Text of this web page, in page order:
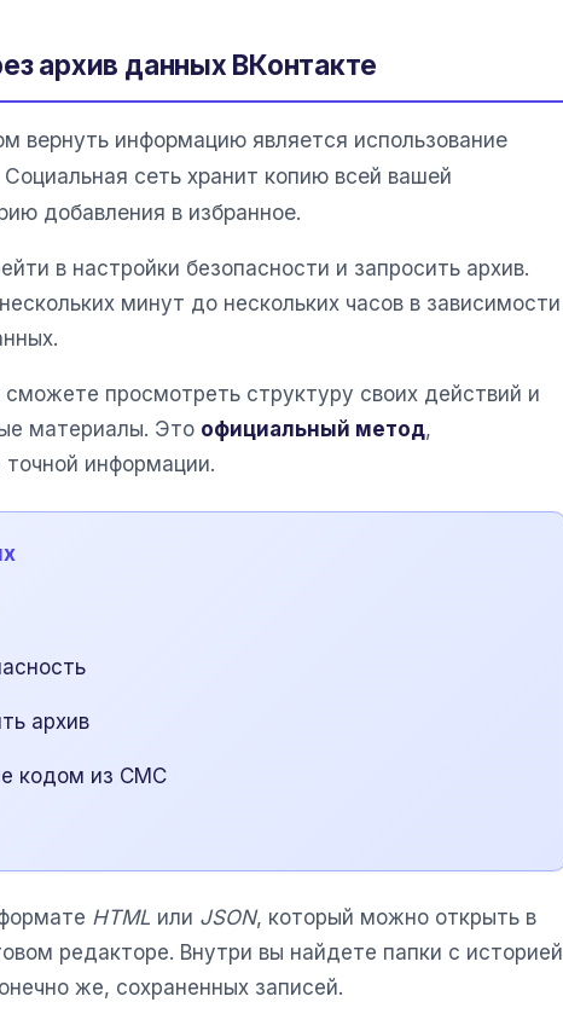
архив данных ВКонтакте
информацию является использование
сеть хранит копию всей вашей
добавления в избранное.
в настройки безопасности и запросить архив.
минут до нескольких часов в зависимости
просмотреть структуру своих действий и
материалы. Это официальный метод,
информации.
архив
кодом из СМС
HTML или JSON, который можно открыть в
редакторе. Внутри вы найдете папки с историей
же, сохраненных записей.